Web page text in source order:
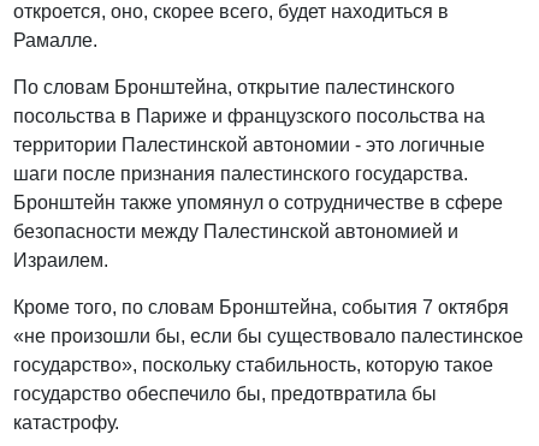
откроется, оно, скорее всего, будет находиться в
Рамалле.
По словам Бронштейна, открытие палестинского
посольства в Париже и французского посольства на
территории Палестинской автономии - это логичные
шаги после признания палестинского государства.
Бронштейн также упомянул о сотрудничестве в сфере
безопасности между Палестинской автономией и
Израилем.
Кроме того, по словам Бронштейна, события 7 октября
«не произошли бы, если бы существовало палестинское
государство», поскольку стабильность, которую такое
государство обеспечило бы, предотвратила бы
катастрофу.